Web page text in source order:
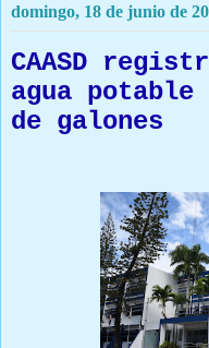
domingo, 18 de junio de
CAASD
agua
de galones